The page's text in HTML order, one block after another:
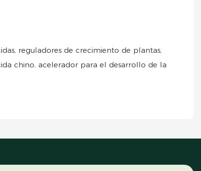
reguladores de crecimiento de plantas,
chino, acelerador para el desarrollo de la